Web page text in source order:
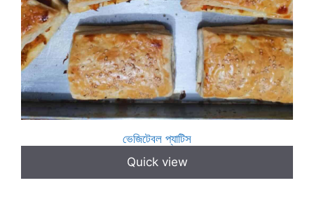
ভেজিটেবল প্যাটিস
Quick view